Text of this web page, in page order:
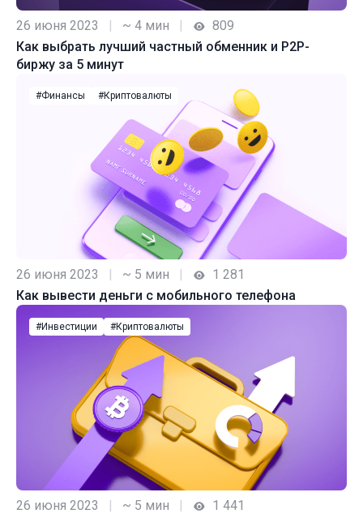
26 июня 2023 | ~ 4 мин |
809
Как выбрать лучший частный обменник и P2P-
биржу за 5 минут
#Финансы #Криптовалюты
26 июня 2023 | ~ 5 мин |
1 281
Как вывести деньги с мобильного телефона
#Инвестиции #Криптовалюты
26 июня 2023 | ~ 5 мин |
1 441